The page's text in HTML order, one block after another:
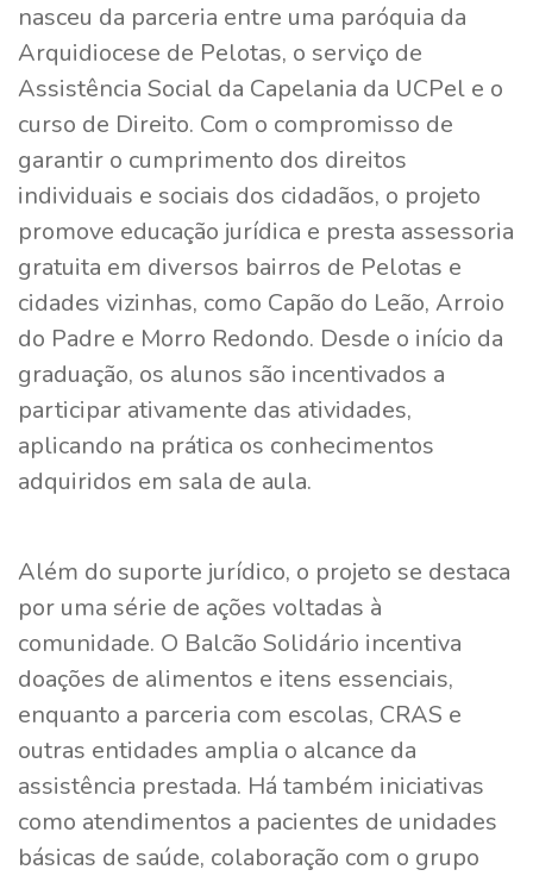
nasceu da parceria entre uma paróquia da
Arquidiocese de Pelotas, o serviço de
Assistência Social da Capelania da UCPel e o
curso de Direito. Com o compromisso de
garantir o cumprimento dos direitos
individuais e sociais dos cidadãos, o projeto
promove educação jurídica e presta assessoria
gratuita em diversos bairros de Pelotas e
cidades vizinhas, como Capão do Leão, Arroio
do Padre e Morro Redondo. Desde o início da
graduação, os alunos são incentivados a
participar ativamente das atividades,
aplicando na prática os conhecimentos
adquiridos em sala de aula.
Além do suporte jurídico, o projeto se destaca
por uma série de ações voltadas à
comunidade. O Balcão Solidário incentiva
doações de alimentos e itens essenciais,
enquanto a parceria com escolas, CRAS e
outras entidades amplia o alcance da
assistência prestada. Há também iniciativas
como atendimentos a pacientes de unidades
básicas de saúde, colaboração com o grupo